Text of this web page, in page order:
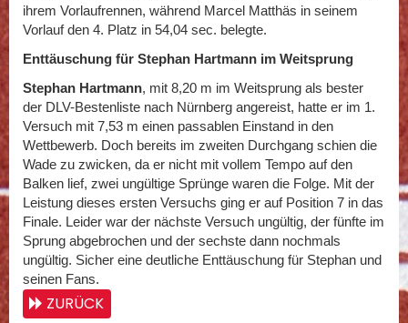
ihrem Vorlaufrennen, während Marcel Matthäs in seinem
Vorlauf den 4. Platz in 54,04 sec. belegte.
Enttäuschung für Stephan Hartmann im Weitsprung
Stephan Hartmann, mit 8,20 m im Weitsprung als bester
der DLV-Bestenliste nach Nürnberg angereist, hatte er im 1.
Versuch mit 7,53 m einen passablen Einstand in den
Wettbewerb. Doch bereits im zweiten Durchgang schien die
Wade zu zwicken, da er nicht mit vollem Tempo auf den
Balken lief, zwei ungültige Sprünge waren die Folge. Mit der
Leistung dieses ersten Versuchs ging er auf Position 7 in das
Finale. Leider war der nächste Versuch ungültig, der fünfte im
Sprung abgebrochen und der sechste dann nochmals
ungültig. Sicher eine deutliche Enttäuschung für Stephan und
seinen Fans.
ZURÜCK